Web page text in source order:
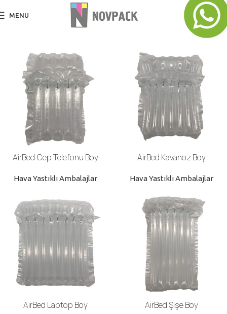
MENU
AirBed Cep Telefonu Boy
Hava Yastıklı Ambalajlar
AirBed Kavanoz Boy
Hava Yastıklı Ambalajlar
AirBed Laptop Boy AirBed Şişe Boy